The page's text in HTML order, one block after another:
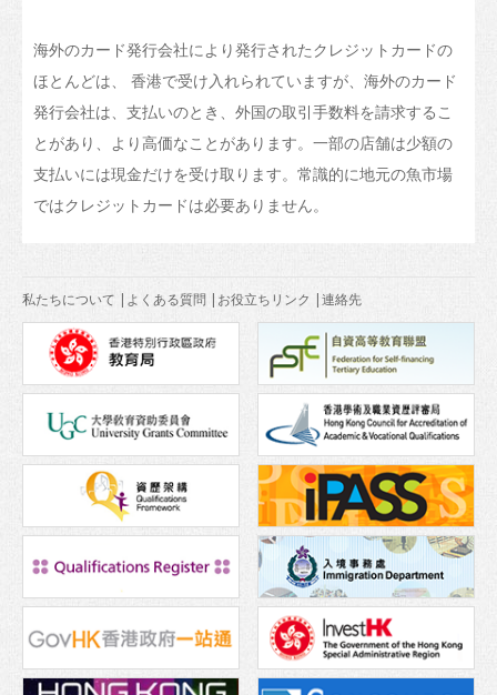
香港でのさらなる教育
香港での仕事
海外のカード発行会社により発行されたクレジットカードの
ほとんどは、 香港で受け入れられていますが、海外のカード
発行会社は、支払いのとき、外国の取引手数料を請求するこ
とがあり、より高価なことがあります。一部の店舗は少額の
支払いには現金だけを受け取ります。常識的に地元の魚市場
ではクレジットカードは必要ありません。
私たちについて | よくある質問 | お役立ちリンク |連絡先